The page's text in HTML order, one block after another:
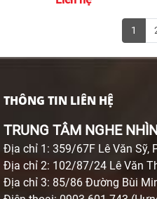
1
THÔNG TIN LIÊN HỆ
TRUNG TÂM NGHE
Địa chỉ 1: 359/67F Lê Văn Sỹ,
Địa chỉ 2: 102/87/24 Lê Văn
Địa chỉ 3: 85/86 Đường Bùi